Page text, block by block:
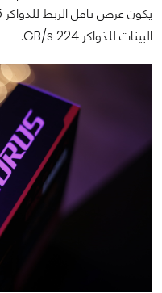
البينات للذواكر 224 GB/s.